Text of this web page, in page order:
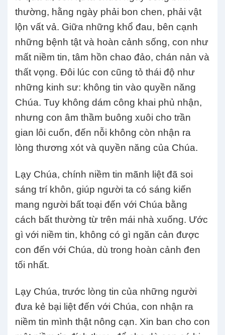
thường, hằng ngày phải bon chen, phải vật
lộn vất vả. Giữa những khổ đau, bên cạnh
những bệnh tật và hoàn cảnh sống, con như
mất niềm tin, tâm hồn chao đảo, chán nản và
thất vọng. Đôi lúc con cũng tỏ thái độ như
những kinh sư: không tin vào quyền năng
Chúa. Tuy không dám công khai phủ nhận,
nhưng con âm thầm buông xuôi cho trần
gian lôi cuốn, đến nỗi không còn nhận ra
lòng thương xót và quyền năng của Chúa.
Lạy Chúa, chính niềm tin mãnh liệt đã soi
sáng trí khôn, giúp người ta có sáng kiến
mang người bất toại đến với Chúa bằng
cách bất thường từ trên mái nhà xuống. Ước
gì với niềm tin, không có gì ngăn cản được
con đến với Chúa, dù trong hoàn cảnh đen
tối nhất.
Lạy Chúa, trước lòng tin của những người
đưa kẻ bại liệt đến với Chúa, con nhận ra
niềm tin mình thật nông cạn. Xin ban cho con